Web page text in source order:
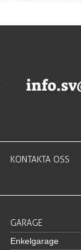
KONTAKTA OSS
GARAGE
Enkelgarage